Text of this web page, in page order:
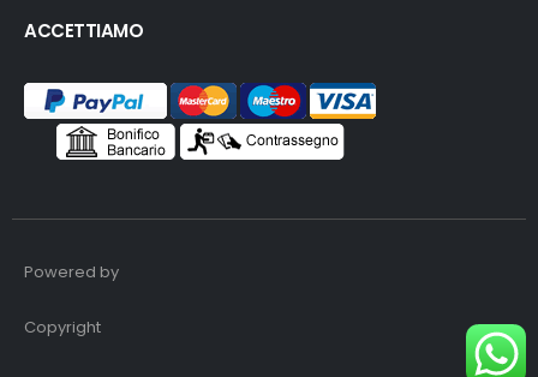
ACCETTIAMO
Powered by
Copyright